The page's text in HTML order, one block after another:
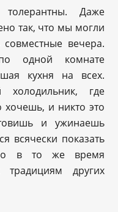
Даже
так, что мы могли
совместные вечера.
одной комнате
кухня на всех.
где
и никто это
и ужинаешь
всячески показать
но в то же время
других